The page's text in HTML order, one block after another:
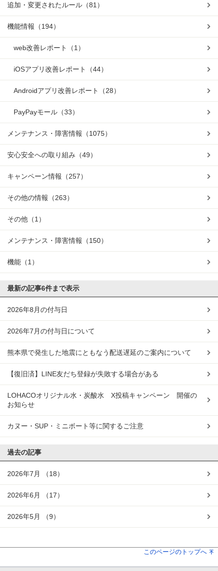
追加・変更されたルール （81）
機能情報 （194）
web改善レポート （1）
iOSアプリ改善レポート （44）
Androidアプリ改善レポート （28）
PayPayモール （33）
メンテナンス・障害情報 （1075）
安心安全への取り組み （49）
キャンペーン情報 （257）
その他の情報 （263）
その他 （1）
メンテナンス・障害情報 （150）
機能 （1）
最新の記事6件まで表示
2026年8月の付与日
2026年7月の付与日について
熊本県で発生した地震にともなう配送遅延のご案内について
【復旧済】LINE友だち登録が失敗する場合がある
LOHACOオリジナル水・炭酸水 X投稿キャンペーン 開催の
お知らせ
カヌー・SUP・ミニボート等に関するご注意
過去の記事
2026年7月 （18）
2026年6月 （17）
2026年5月 （9）
このページのトップへ